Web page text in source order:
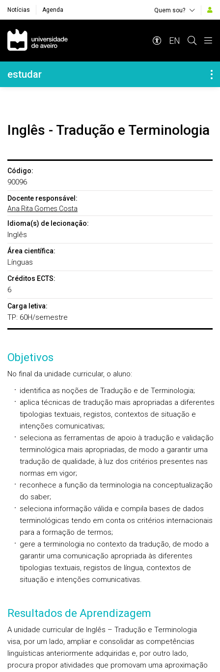
Notícias Agenda Quem sou?
Navegação Principal
EN
Navegação Lateral
estudar
Inglês - Tradução e Terminologia
Código:
90096
Docente responsável:
Ana Rita Gomes Costa
Idioma(s) de lecionação:
Inglês
Área científica:
Línguas
Créditos ECTS:
6
Carga letiva:
TP: 60H/semestre
Objetivos
No final da unidade curricular, o aluno:
identifica as noções de Tradução e de Terminologia;
aplica técnicas de tradução mais apropriadas a diferentes
tipologias textuais, registos, contextos de situação e
intenções comunicativas;
seleciona as ferramentas de apoio à tradução e validação
terminológica mais apropriadas, de modo a garantir uma
tradução de qualidade, à luz dos critérios presentes nas
normas em vigor;
reconhece a função da terminologia na conceptualização
do saber;
seleciona informação válida e compila bases de dados
terminológicas tendo em conta os critérios internacionais
para a formação de termos;
gere a terminologia no contexto da tradução, de modo a
garantir uma comunicação apropriada às diferentes
tipologias textuais, registos de língua, contextos de
situação e intenções comunicativas.
Resultados de Aprendizagem
A unidade curricular de Inglês – Tradução e Terminologia
visa, por um lado, ampliar e consolidar as competências
linguísticas anteriormente adquiridas e, por outro lado,
procura propor atividades que promovam uma aproximação